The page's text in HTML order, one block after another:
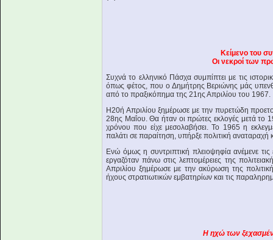
Κείμενο του
Οι νεκροί των
Συχνά το ελληνικό Πάσχα συμπίπτει με τις
όπως φέτος, που ο Δημήτρης Βεριώνης μάς
από το πραξικόπημα της 21ης Απριλίου του 1967.
Η20ή Απριλίου ξημέρωσε με την πυρετώδη
28ης Μαΐου. Θα ήταν οι πρώτες εκλογές μετά το
χρόνου που είχε μεσολαβήσει. Το 1965 η
παλάτι σε παραίτηση, υπήρξε πολιτική αναταραχή
Ενώ όμως η συντριπτική πλειοψηφία ανέμενε
εργαζόταν πάνω στις λεπτομέρειες της
Απριλίου ξημέρωσε με την ακύρωση της
ήχους στρατιωτικών εμβατηρίων και τις
Η ηχώ των